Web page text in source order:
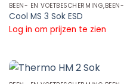
Cool MS 3 Sok ESD
Log in om prijzen te zien